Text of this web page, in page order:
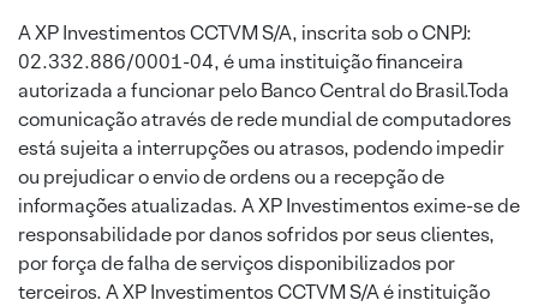
A XP Investimentos CCTVM S/A, inscrita sob o CNPJ:
02.332.886/0001-04, é uma instituição financeira
autorizada a funcionar pelo Banco Central do Brasil.Toda
comunicação através de rede mundial de computadores
está sujeita a interrupções ou atrasos, podendo impedir
ou prejudicar o envio de ordens ou a recepção de
informações atualizadas. A XP Investimentos exime-se de
responsabilidade por danos sofridos por seus clientes,
por força de falha de serviços disponibilizados por
terceiros. A XP Investimentos CCTVM S/A é instituição